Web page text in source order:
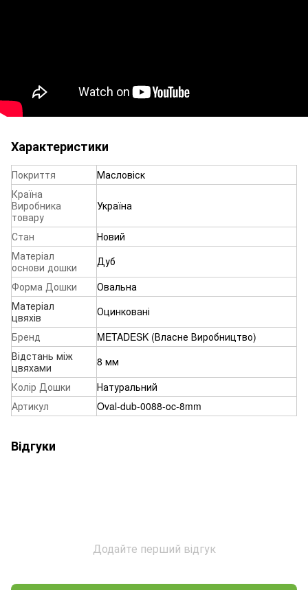
Характеристики
Покриття
Масловіск
Країна
Виробника
товару
Україна
Стан
Новий
Матеріал
основи дошки
Дуб
Форма Дошки
Овальна
Матеріал
цвяхів
Оцинковані
Бренд
METADESK (Власне Виробництво)
Відстань між
цвяхами
8 мм
Колір Дошки
Натуральний
Артикул
Oval-dub-0088-oc-8mm
Відгуки
Додайте перший відгук